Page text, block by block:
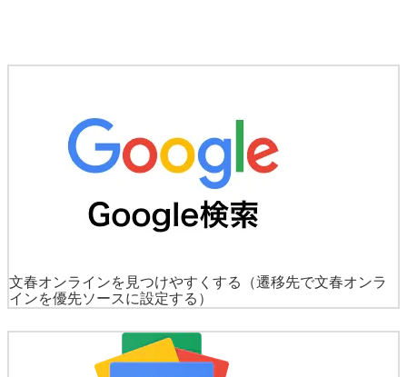
文春オンラインを見つけやすくする
（遷移先で文春オンラ
インを優先ソースに設定する）